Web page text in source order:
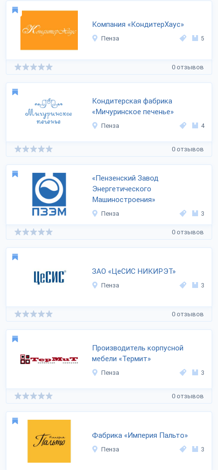
Компания «КондитерХаус»
Пенза 5
0 отзывов
Кондитерская фабрика
«Мичуринское печенье»
Пенза 4
0 отзывов
«Пензенский Завод
Энергетического
Машиностроения»
Пенза 3
0 отзывов
ЗАО «ЦеСИС НИКИРЭТ»
Пенза 3
0 отзывов
Производитель корпусной
мебели «Термит»
Пенза 3
0 отзывов
Фабрика «Империя Пальто»
Пенза 3